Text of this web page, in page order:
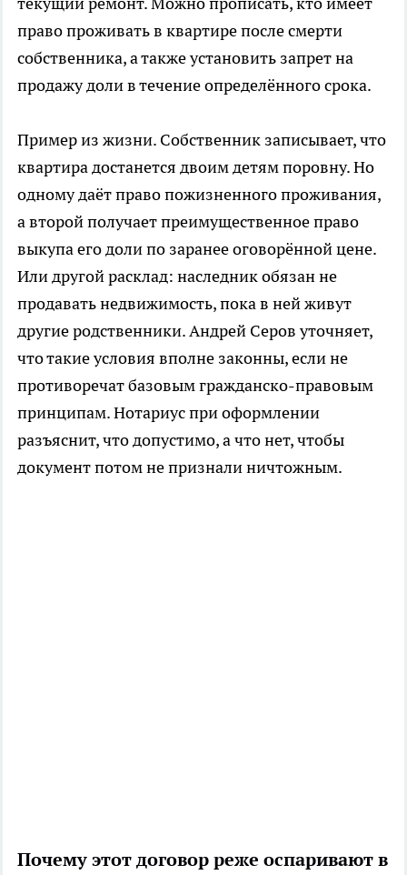
право проживать в квартире после смерти
собственника, а также установить запрет на
продажу доли в течение определённого срока.
Пример из жизни. Собственник записывает, что
квартира достанется двоим детям поровну. Но
одному даёт право пожизненного проживания,
а второй получает преимущественное право
выкупа его доли по заранее оговорённой цене.
Или другой расклад: наследник обязан не
продавать недвижимость, пока в ней живут
другие родственники. Андрей Серов уточняет,
что такие условия вполне законны, если не
противоречат базовым гражданско-правовым
принципам. Нотариус при оформлении
разъяснит, что допустимо, а что нет, чтобы
документ потом не признали ничтожным.
Почему этот договор реже оспаривают в